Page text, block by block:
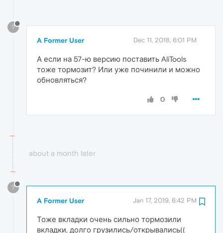
?
A Former User Dec 11, 2018, 6:01 PM
А если на 57-ю версию поставить AliTools
тоже тормозит? Или уже починили и можно
обновляться?
0
about a month later
?
A Former User Jan 17, 2019, 6:42 PM
Тоже вкладки очень сильно тормозили
вкладки, долго грузились/открывались((